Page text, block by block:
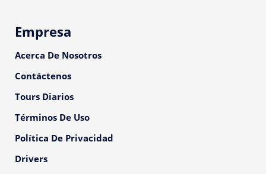
Empresa
Acerca De Nosotros
Contáctenos
Tours Diarios
Términos De Uso
Política De Privacidad
Drivers